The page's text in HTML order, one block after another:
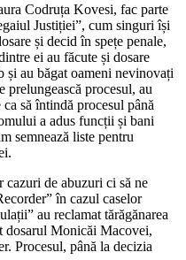
Codruța Kovesi, fac parte
Justiției”, cum singuri își
și decid în spețe penale,
ei au făcute și dosare
și au băgat oameni nevinovați
prelungească procesul, au
să întindă procesul până
a adus funcții și bani
semnează liste pentru
cazuri de abuzuri ci să ne
în cazul caselor
au reclamat tărăgănarea
dosarul Monicăi Macovei,
Procesul, până la decizia